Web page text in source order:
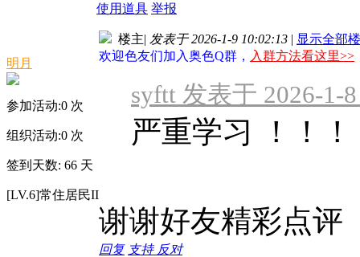
使用道具 举报
明月
参加活动:0 次
组织活动:0 次
签到天数: 66 天
[LV.6]常住居民II
楼主| 发表于 2026-1-9 10:02:13 | 显示全部
欢迎色友们加入奥色Q群， 入群方法看这里>>
syftt 发表于 2026-1-
严重学习 ！！！
谢谢好友精彩点评
回复 支持 反对